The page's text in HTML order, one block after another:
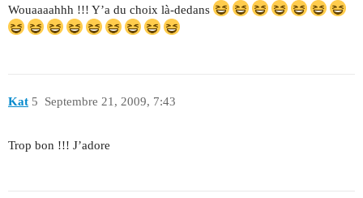
Wouaaaahhh !!! Y’a du choix là-dedans
Kat Septembre 21, 2009, 7:43
5
Trop bon !!! J’adore